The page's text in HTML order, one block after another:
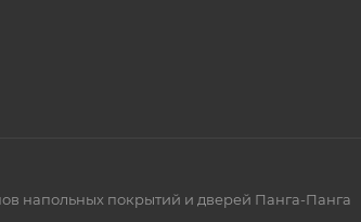
напольных покрытий и дверей Панга-Панга